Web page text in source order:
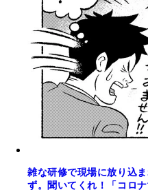
雑な研修で現場に放り込
ず。聞いてくれ！「コロ